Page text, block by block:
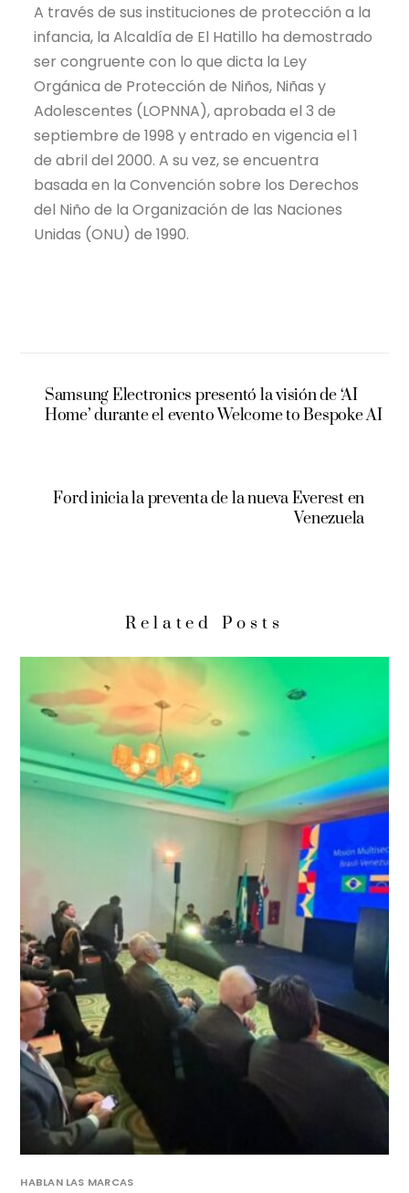
A través de sus instituciones de protección a la
infancia, la Alcaldía de El Hatillo ha demostrado
ser congruente con lo que dicta la Ley
Orgánica de Protección de Niños, Niñas y
Adolescentes (LOPNNA), aprobada el 3 de
septiembre de 1998 y entrado en vigencia el 1
de abril del 2000. A su vez, se encuentra
basada en la Convención sobre los Derechos
del Niño de la Organización de las Naciones
Unidas (ONU) de 1990.
Samsung Electronics presentó la visión de ‘AI
Home’ durante el evento Welcome to Bespoke AI
Ford inicia la preventa de la nueva Everest en
Venezuela
Related Posts
HABLAN LAS MARCAS